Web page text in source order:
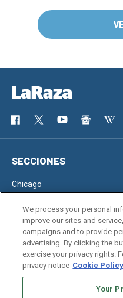
SECCIONES
Chicago
SERVICIOS
Newsletter
We process your personal
improve our sites and
campaigns and to provide
advertising. By clicking the
exercise your privacy rights.
privacy notice Cookie Policy
Your